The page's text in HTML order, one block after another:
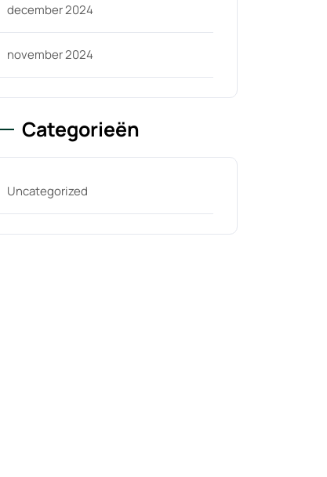
december 2024
november 2024
Categorieën
Uncategorized